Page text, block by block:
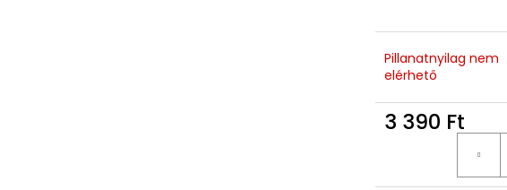
Pillanatnyilag nem
elérhető
3 390 Ft